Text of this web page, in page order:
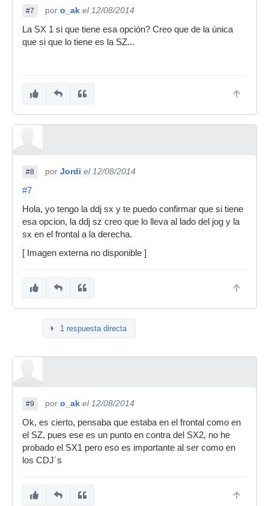
#7 por o_ak el 12/08/2014
La SX 1 si que tiene esa opción? Creo que de la única
que si que lo tiene es la SZ...
#8 por Jordi el 12/08/2014
#7
Hola, yo tengo la ddj sx y te puedo confirmar que si tiene
esa opcion, la ddj sz creo que lo lleva al lado del jog y la
sx en el frontal a la derecha.
[ Imagen externa no disponible ]
1 respuesta directa
#9 por o_ak el 12/08/2014
Ok, es cierto, pensaba que estaba en el frontal como en
el SZ, pues ese es un punto en contra del SX2, no he
probado el SX1 pero eso es importante al ser como en
los CDJ´s